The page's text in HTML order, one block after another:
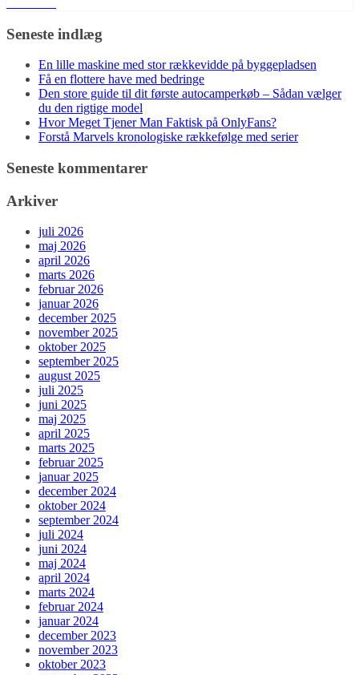
Seneste indlæg
En lille maskine med stor rækkevidde på byggepladsen
Få en flottere have med bedringe
Den store guide til dit første autocamperkøb – Sådan vælger
du den rigtige model
Hvor Meget Tjener Man Faktisk på OnlyFans?
Forstå Marvels kronologiske rækkefølge med serier
Seneste kommentarer
Arkiver
juli 2026
maj 2026
april 2026
marts 2026
februar 2026
januar 2026
december 2025
november 2025
oktober 2025
september 2025
august 2025
juli 2025
juni 2025
maj 2025
april 2025
marts 2025
februar 2025
januar 2025
december 2024
oktober 2024
september 2024
juli 2024
juni 2024
maj 2024
april 2024
marts 2024
februar 2024
januar 2024
december 2023
november 2023
oktober 2023